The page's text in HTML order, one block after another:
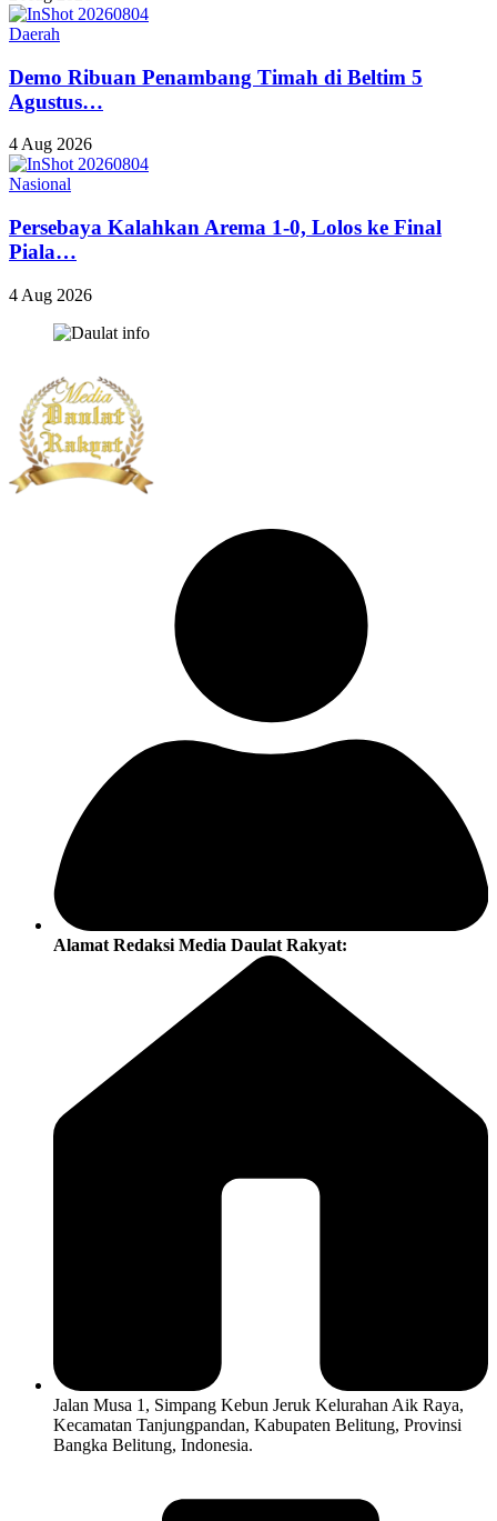
Daerah
Demo Ribuan Penambang Timah di Beltim 5
Agustus…
4 Aug 2026
Nasional
Persebaya Kalahkan Arema 1-0, Lolos ke Final
Piala…
4 Aug 2026
Alamat Redaksi Media Daulat Rakyat:
Jalan Musa 1, Simpang Kebun Jeruk Kelurahan Aik Raya,
Kecamatan Tanjungpandan, Kabupaten Belitung, Provinsi
Bangka Belitung, Indonesia.